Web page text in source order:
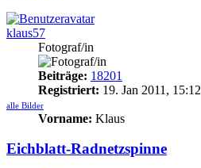
klaus57
Fotograf/in
Beiträge: 18201
Registriert: 19. Jan 2011, 15:12
alle Bilder
Vorname: Klaus
Eichblatt-Radnetzspinne